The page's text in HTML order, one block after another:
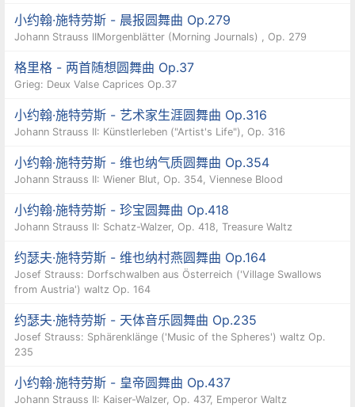
小约翰·施特劳斯 - 晨报圆舞曲 Op.279
Johann Strauss IIMorgenblätter (Morning Journals) , Op. 279
格里格 - 两首随想圆舞曲 Op.37
Grieg: Deux Valse Caprices Op.37
小约翰·施特劳斯 - 艺术家生涯圆舞曲 Op.316
Johann Strauss II: Künstlerleben ("Artist's Life"), Op. 316
小约翰·施特劳斯 - 维也纳气质圆舞曲 Op.354
Johann Strauss II: Wiener Blut, Op. 354, Viennese Blood
小约翰·施特劳斯 - 珍宝圆舞曲 Op.418
Johann Strauss II: Schatz-Walzer, Op. 418, Treasure Waltz
约瑟夫·施特劳斯 - 维也纳村燕圆舞曲 Op.164
Josef Strauss: Dorfschwalben aus Österreich ('Village Swallows
from Austria') waltz Op. 164
约瑟夫·施特劳斯 - 天体音乐圆舞曲 Op.235
Josef Strauss: Sphärenklänge ('Music of the Spheres') waltz Op.
235
小约翰·施特劳斯 - 皇帝圆舞曲 Op.437
Johann Strauss II: Kaiser-Walzer, Op. 437, Emperor Waltz